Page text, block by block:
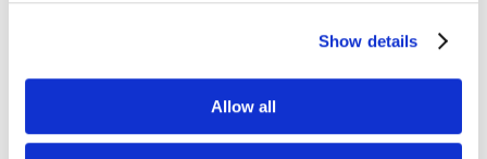
Show details
Allow all